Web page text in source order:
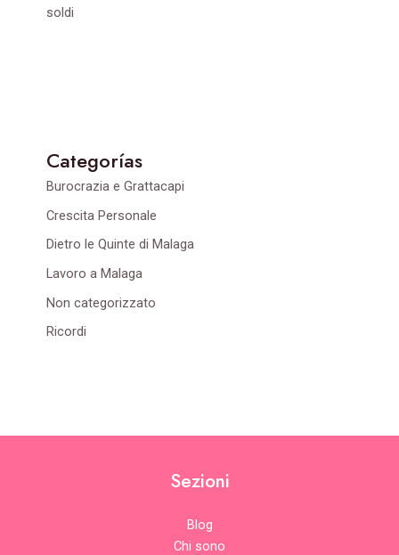
soldi
Categorías
Burocrazia e Grattacapi
Crescita Personale
Dietro le Quinte di Malaga
Lavoro a Malaga
Non categorizzato
Ricordi
Sezioni
Blog
Chi sono